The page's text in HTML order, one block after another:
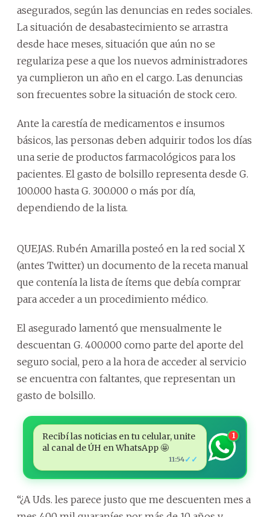
asegurados, según las denuncias en redes sociales.
La situación de desabastecimiento se arrastra
desde hace meses, situación que aún no se
regulariza pese a que los nuevos administradores
ya cumplieron un año en el cargo. Las denuncias
son frecuentes sobre la situación de stock cero.
Ante la carestía de medicamentos e insumos
básicos, las personas deben adquirir todos los días
una serie de productos farmacológicos para los
pacientes. El gasto de bolsillo representa desde G.
100.000 hasta G. 300.000 o más por día,
dependiendo de la lista.
QUEJAS. Rubén Amarilla posteó en la red social X
(antes Twitter) un documento de la receta manual
que contenía la lista de ítems que debía comprar
para acceder a un procedimiento médico.
El asegurado lamentó que mensualmente le
descuentan G. 400.000 como parte del aporte del
seguro social, pero a la hora de acceder al servicio
se encuentra con faltantes, que representan un
gasto de bolsillo.
Recibí las noticias en tu celular, unite
al canal de ÚH en WhatsApp 🤩
11:54✓✓
1
“¿A Uds. les parece justo que me descuenten mes a